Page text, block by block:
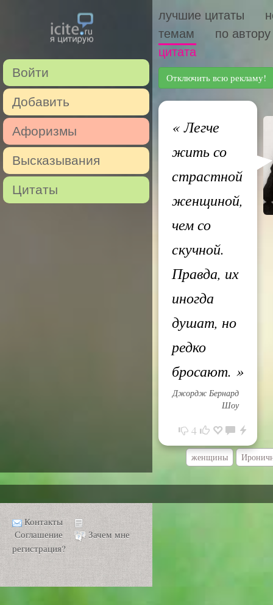
Войти
Добавить
Афоризмы
Высказывания
Цитаты
лучшие цитаты
темам
по автору
цитата
Отключить всю рекламу!
«Легче
жить со
страстной
женщиной,
чем со
скучной.
Правда, их
иногда
душат, но
редко
бросают. »
Джордж Бернард
Шоу
4
женщины
Контакты
Соглашение
Зачем мне
регистрация?